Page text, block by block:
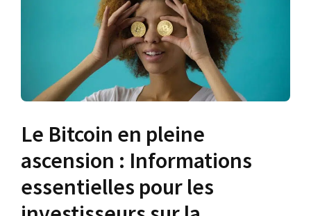
Le Bitcoin en pleine
ascension : Informations
essentielles pour les